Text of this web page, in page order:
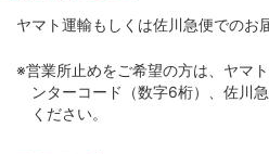
ヤマト運輸もしくは佐川急便でのお
※営業所止めをご希望の方は、ヤマ
ンターコード（数字6桁）、佐川
ください。